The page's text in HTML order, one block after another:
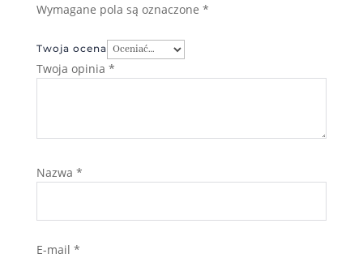
Wymagane pola są oznaczone *
Twoja ocena
Twoja opinia *
Nazwa *
E-mail *